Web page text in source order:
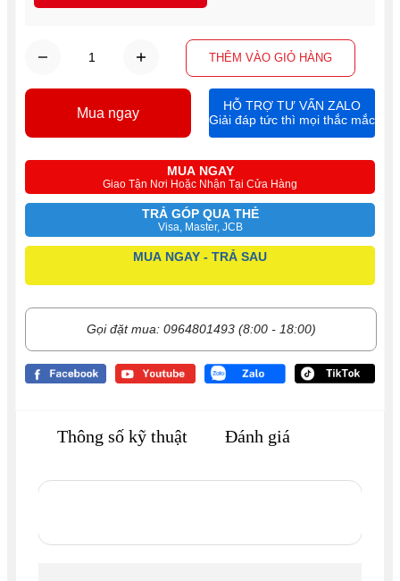
THÊM VÀO GIỎ HÀNG
MUA NGAY
Giao Tận Nơi Hoặc Nhận Tại Cửa Hàng
TRẢ GÓP QUA THẺ
Visa, Master, JCB
MUA NGAY - TRẢ SAU
Gọi đặt mua: 0964801493 (8:00 - 18:00)
Mua ngay
HỖ TRỢ TƯ VẤN ZALO
Giải đáp tức thì mọi thắc mắc
Thông số kỹ thuật Đánh giá